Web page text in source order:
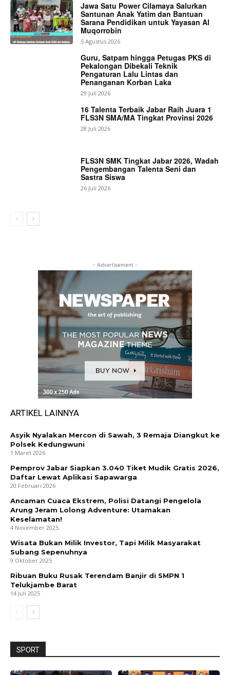
Jawa Satu Power Cilamaya Salurkan
Santunan Anak Yatim dan Bantuan
Sarana Pendidikan untuk Yayasan Al
Muqorrobin
5 Agustus 2026
Guru, Satpam hingga Petugas PKS di
Pekalongan Dibekali Teknik
Pengaturan Lalu Lintas dan
Penanganan Korban Laka
29 Juli 2026
16 Talenta Terbaik Jabar Raih Juara 1
FLS3N SMA/MA Tingkat Provinsi 2026
28 Juli 2026
FLS3N SMK Tingkat Jabar 2026, Wadah
Pengembangan Talenta Seni dan
Sastra Siswa
26 Juli 2026
- Advertisement -
ARTIKEL LAINNYA
Asyik Nyalakan Mercon di Sawah, 3 Remaja Diangkut ke
Polsek Kedungwuni
1 Maret 2026
Pemprov Jabar Siapkan 3.040 Tiket Mudik Gratis 2026,
Daftar Lewat Aplikasi Sapawarga
20 Februari 2026
Ancaman Cuaca Ekstrem, Polisi Datangi Pengelola
Arung Jeram Lolong Adventure: Utamakan
Keselamatan!
4 November 2025
Wisata Bukan Milik Investor, Tapi Milik Masyarakat
Subang Sepenuhnya
9 Oktober 2025
Ribuan Buku Rusak Terendam Banjir di SMPN 1
Telukjambe Barat
14 Juli 2025
SPORT